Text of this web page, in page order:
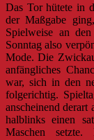
Das Tor hütete in
der Maßgabe
Spielweise an
Sonntag also
Mode. Die
anfängliches
war, sich in den
folgerichtig.
anscheinend derart
halblinks einen
Maschen